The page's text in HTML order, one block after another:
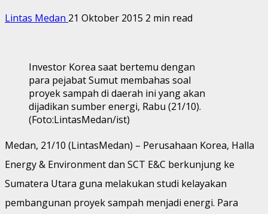
Lintas Medan 21 Oktober 2015 2 min read
Investor Korea saat bertemu dengan
para pejabat Sumut membahas soal
proyek sampah di daerah ini yang akan
dijadikan sumber energi, Rabu (21/10).
(Foto:LintasMedan/ist)
Medan, 21/10 (LintasMedan) – Perusahaan Korea, Halla
Energy & Environment dan SCT E&C berkunjung ke
Sumatera Utara guna melakukan studi kelayakan
pembangunan proyek sampah menjadi energi. Para